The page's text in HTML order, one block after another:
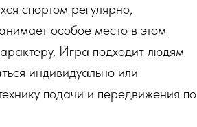
спортом регулярно,
особое место в этом
Игра подходит людям
индивидуально или
подачи и передвижения по